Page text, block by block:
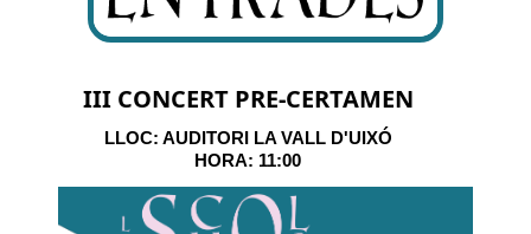
III CONCERT PRE-CERTAMEN
LLOC: AUDITORI LA VALL D'UIXÓ
HORA: 11:00